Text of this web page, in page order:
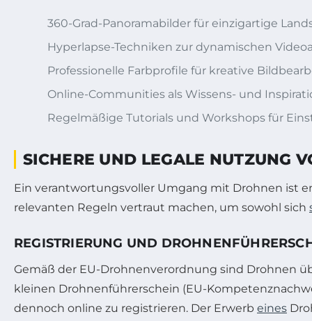
360-Grad-Panoramabilder für einzigartige
Hyperlapse-Techniken zur dynamischen
Professionelle Farbprofile für kreative
Online-Communities als Wissens- und
Regelmäßige Tutorials und Workshops für
SICHERE UND LEGALE NUTZUNG
Ein verantwortungsvoller Umgang mit Drohnen ist
relevanten Regeln vertraut machen, um sowohl sich
REGISTRIERUNG UND
Gemäß der EU-Drohnenverordnung sind Drohnen
kleinen Drohnenführerschein (EU-
dennoch online zu registrieren. Der Erwerb eines